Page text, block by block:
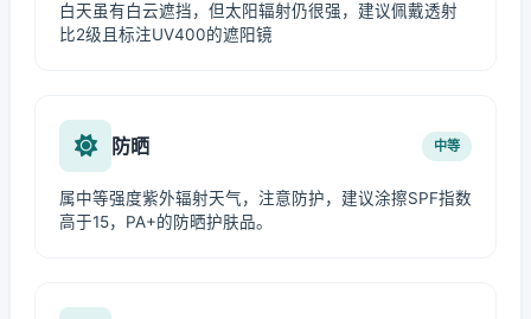
白天虽有白云遮挡，但太阳辐射仍很强，建议佩戴透射
比2级且标注UV400的遮阳镜
防晒 中等
属中等强度紫外辐射天气，注意防护，建议涂擦SPF指数
高于15，PA+的防晒护肤品。